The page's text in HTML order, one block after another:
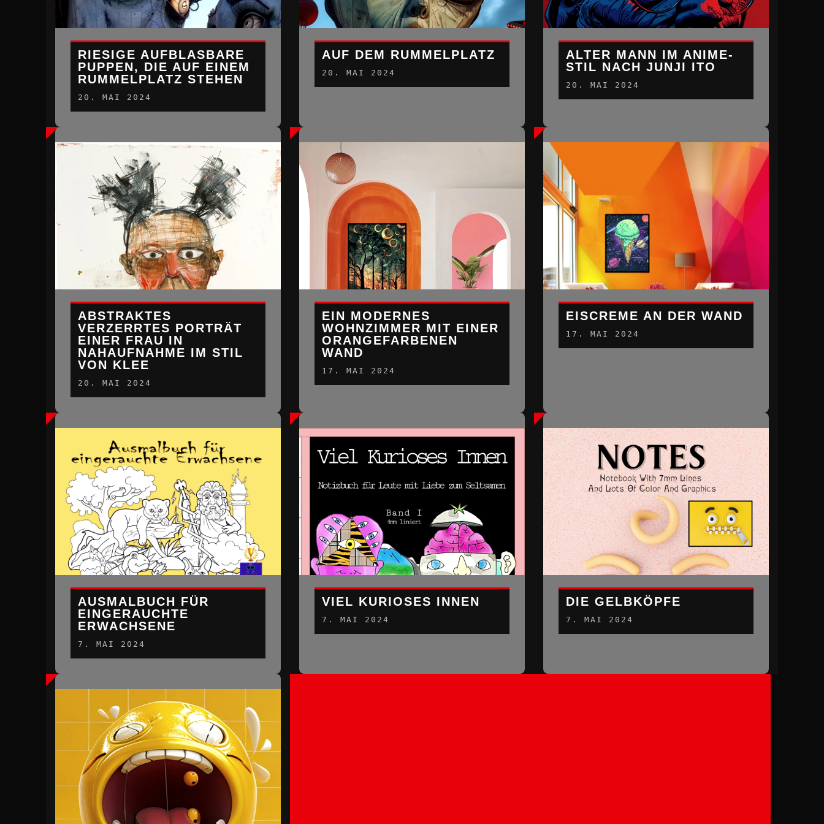
RIESIGE AUFBLASBARE
PUPPEN, DIE AUF EINEM
RUMMELPLATZ STEHEN
20. MAI 2024
AUF DEM RUMMELPLATZ
20. MAI 2024
ALTER MANN IM ANIME-
STIL NACH JUNJI ITO
20. MAI 2024
ABSTRAKTES
VERZERRTES PORTRÄT
EINER FRAU IN
NAHAUFNAHME IM STIL
VON KLEE
20. MAI 2024
EIN MODERNES
WOHNZIMMER MIT EINER
ORANGEFARBENEN
WAND
17. MAI 2024
EISCREME AN DER WAND
17. MAI 2024
AUSMALBUCH FÜR
EINGERAUCHTE
ERWACHSENE
7. MAI 2024
VIEL KURIOSES INNEN
7. MAI 2024
DIE GELBKÖPFE
7. MAI 2024